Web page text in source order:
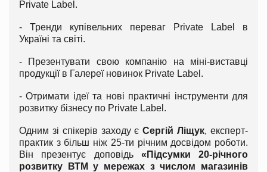
Private Label.
- Тренди купівельних переваг Private Label в
Україні та світі.
- Презентувати свою компанію на міні-виставці
продукції в Галереї новинок Private Label.
- Отримати ідеї та нові практичні інструменти для
розвитку бізнесу по Private Label.
Одним зі спікерів заходу єСергій Ліщук, експерт-
практик з більш ніж 25-ти річним досвідом роботи.
Він презентує доповідь «Підсумки 20-річного
розвитку ВТМ у мережах з числом магазинів